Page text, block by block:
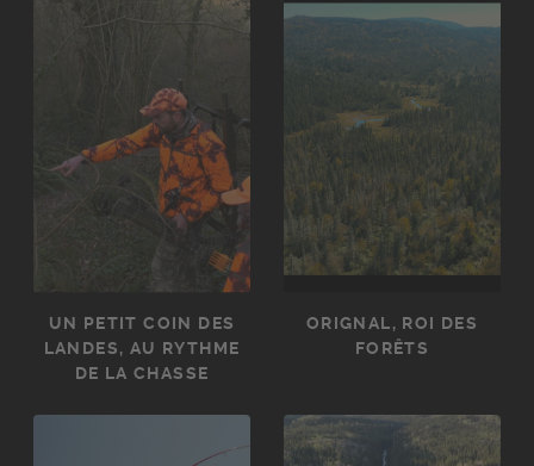
UN PETIT COIN DES
LANDES, AU RYTHME
DE LA CHASSE
ORIGNAL, ROI DES
FORÊTS